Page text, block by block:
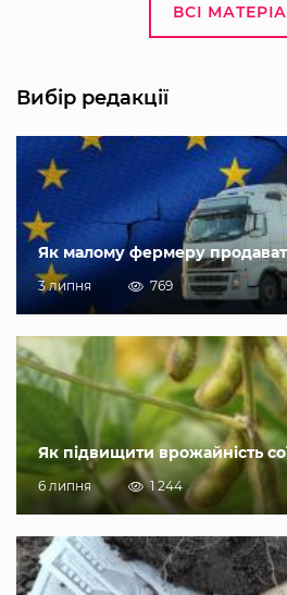
ВСІ
Вибір редакції
Як малому фермеру
3 липня 769
Як підвищити врожайність
6 липня 1 244